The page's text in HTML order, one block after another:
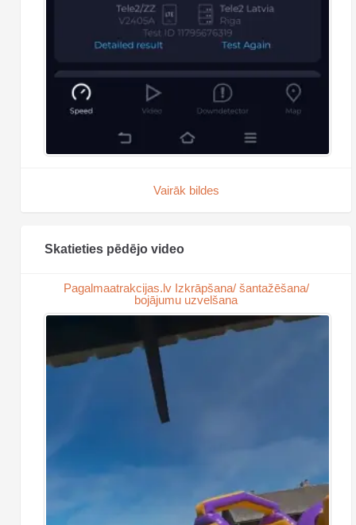
Vairāk bildes
Skatieties pēdējo video
Pagalmaatrakcijas.lv Izkrāpšana/ šantažēšana/
bojājumu uzvelšana